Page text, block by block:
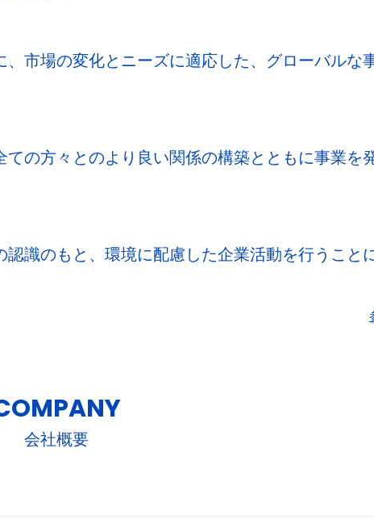
市場の変化とニーズに適応した、グローバルな
の方々とのより良い関係の構築とともに事業を
識のもと、環境に配慮した企業活動を行うこと
会社概要